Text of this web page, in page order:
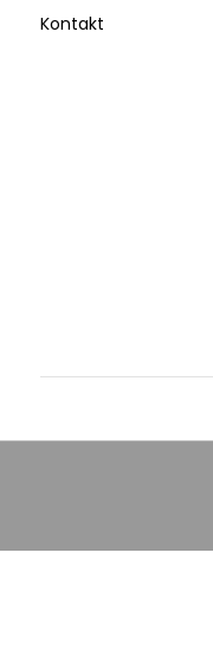
Kontakt